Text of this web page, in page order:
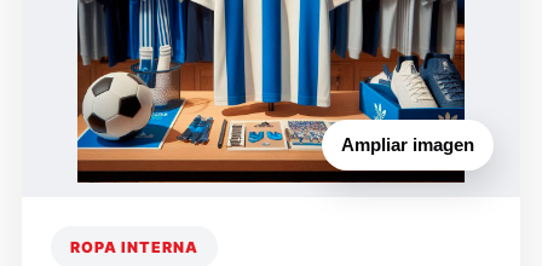
Ampliar imagen
ROPA INTERNA